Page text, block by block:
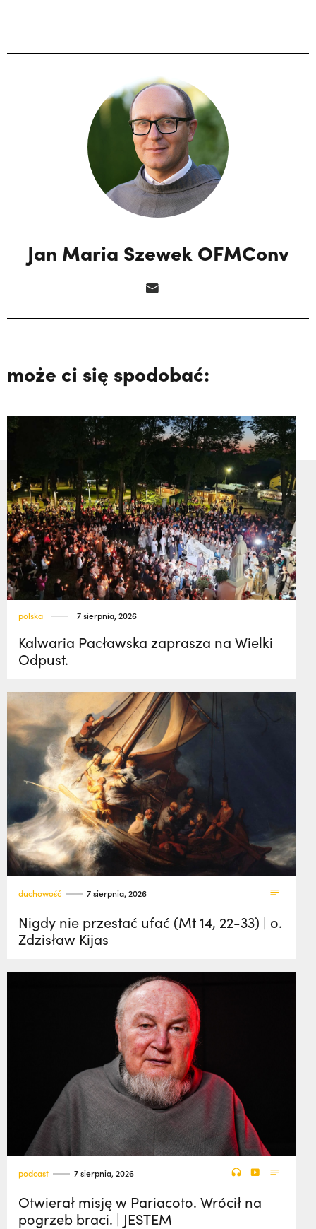
Jan Maria Szewek OFMConv
może ci się spodobać:
polska 7 sierpnia, 2026
Kalwaria Pacławska zaprasza na Wielki
Odpust.
duchowość 7 sierpnia, 2026
Nigdy nie przestać ufać (Mt 14, 22-33) | o.
Zdzisław Kijas
podcast 7 sierpnia, 2026
Otwierał misję w Pariacoto. Wrócił na
pogrzeb braci. | JESTEM